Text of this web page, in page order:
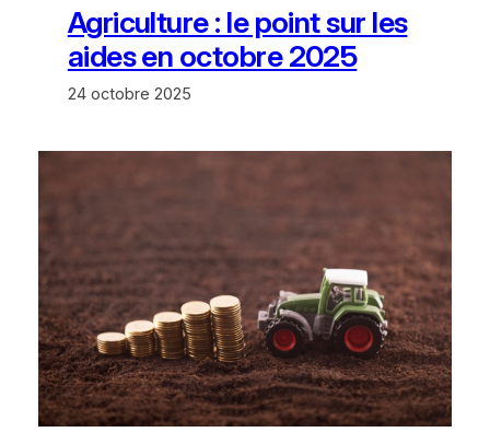
Agriculture : le point sur les
aides en octobre 2025
24 octobre 2025